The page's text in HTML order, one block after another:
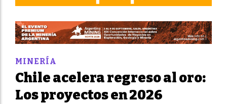
Chile acelera regreso al oro:
Los proyectos en 2026
MINERÍA